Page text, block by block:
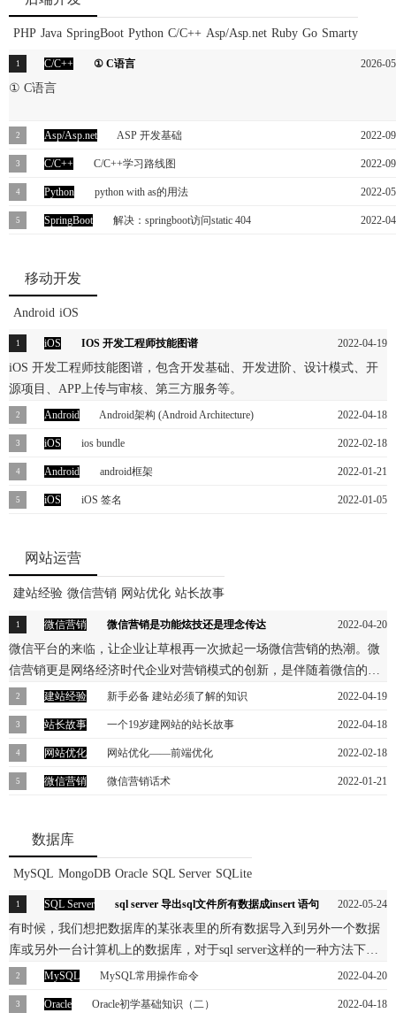
PHP Java SpringBoot Python C/C++ Asp/Asp.net Ruby Go Smarty
C/C++ ① C语言 2026-
① C语言
Asp/Asp.net ASP 开发基础 2022-
ASP 开发基础
C/C++ C/C++学习路线图 2022-
C/C++学习路线图
Python python with as的用法 2022-
python with as如何工作？
SpringBoot 解决：springboot访问static 404 2022-
接访问静态资源
404Thisapplicationhasnoexplicitmappingfor/
中看了其他帖子有说在properties中配置路径的其
移动开发
Android iOS
iOS IOS 开发工程师技能图谱 2022-04-19
iOS 开发工程师技能图谱，包含开发基础、开发进阶、设计模式、开
源项目、APP上传与审核、第三方服务等。
Android Android架构 (Android Architecture) 2022-04-18
Android OS is a stack of different software components. Android
architecture is basically divided into five sections and four layers. The
various sections and layers are illustrated below. Android OS是一堆不同的
软件组件。 Android体系结构基本上分为五个部分和四个层次。 各个
iOS ios bundle 2022-02-18
bundle就是，应用本身那个app文件，但是其实是一个文件夹
Android android框架 2022-01-21
我们对android有了个大致的了解，知道如何搭建android的环境及简单
iOS iOS 签名 2022-01-05
Xcode安装。3、Ad-Hoc 测试证书打包的app，数量限制100。4、In-
House 企业版证书打包app，信任企业证书后可以使用。
网站运营
建站经验 微信营销 网站优化 站长故事
微信营销 微信营销是功能炫技还是理念传达 2022-04-20
微信平台的来临，让企业让草根再一次掀起一场微信营销的热潮。微
信营销更是网络经济时代企业对营销模式的创新，是伴随着微信的火
热产生的一种网络营销方式。
建站经验 新手必备 建站必须了解的知识 2022-04-19
本文主要讲解在建站之前必须知道的一些内容，新站长们做好这些必
修工作对我们以后SEO和站点的排名会有很大的帮助!
站长故事 一个19岁建网站的站长故事 2022-04-18
一个19岁站长的建网站的故事:这世界就是这样，有很多人的电脑配置
很好，但只是用来游戏或看毛片，而我们这些站长中有的电脑慢的很
却还在坚持。在此，我对那些硬件条件不是十分良好的却还在坚持做
的好。
网站优化 网站优化——前端优化 2022-02-18
最近工作中需要做一个网站的优化工作，总结了几天，与大家分享
分。希望大家能多点评，谢谢！
微信营销 微信营销话术 2022-01-21
编为大家整理了一些微信营销的话术。
数据库
MySQL MongoDB Oracle SQL Server SQLite
SQL Server sql server 导出sql文件所有数据成insert 语句 2022-05-24
有时候，我们想把数据库的某张表里的所有数据导入到另外一个数据
库或另外一台计算机上的数据库，对于sql server这样的一种方法下面
我以sql server 2008 R2,数据库是Northwind数据库为例，目标：把
MySQL MySQL常用操作命令 2022-04-20
MySQL常用操作命令，一、连接MySQL需要安装MySQL客户端，
Oracle Oracle初学基础知识（二） 2022-04-18